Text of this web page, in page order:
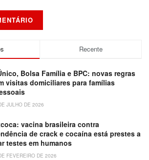
Recente
Bolsa Família e BPC: novas regras
visitas domiciliares para famílias
JULHO DE 2026
vacina brasileira contra
de crack e cocaína está prestes a
testes em humanos
FEVEREIRO DE 2026